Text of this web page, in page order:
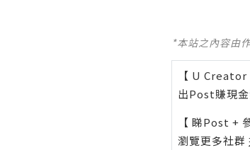
*本站之內容由
【 U Creator
出Post賺現
【 睇Post +
瀏覽更多社群